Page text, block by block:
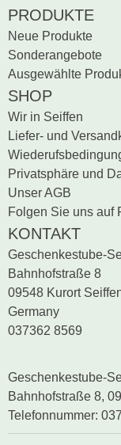
PRODUKTE
Neue Produkte
Sonderangebote
Ausgewählte
SHOP
Wir in Seiffen
Liefer- und
Privatsphäre und
Unser AGB
Folgen Sie uns auf
KONTAKT
Geschenkestube-
Bahnhofstraße 8
09548 Kurort
Germany
037362 8569
Geschenkestube-
Bahnhofstraße 8,
Telefonnummer: